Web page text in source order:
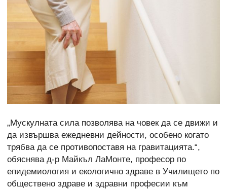
„Мускулната сила позволява на човек да се движи и
да извършва ежедневни дейности, особено когато
трябва да се противопоставя на гравитацията.“,
обяснява д-р Майкъл ЛаМонте, професор по
епидемиология и екологично здраве в Училището по
обществено здраве и здравни професии към